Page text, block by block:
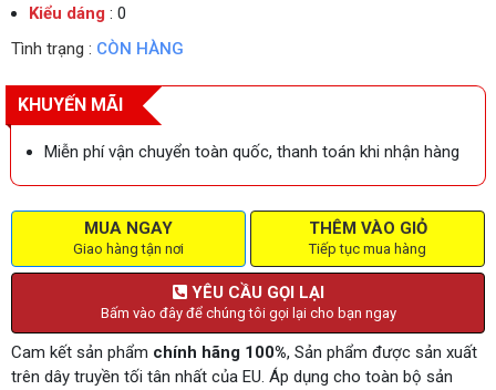
Kiểu dáng : 0
Tình trạng : CÒN HÀNG
KHUYẾN MÃI
Miễn phí vận chuyển toàn quốc, thanh toán khi nhận hàng
MUA NGAY
Giao hàng tận nơi
THÊM VÀO GIỎ
Tiếp tục mua hàng
YÊU CẦU GỌI LẠI
Bấm vào đây để chúng tôi gọi lại cho bạn ngay
Cam kết sản phẩm chính hãng 100%, Sản phẩm được sản xuất
trên dây truyền tối tân nhất của EU. Áp dụng cho toàn bộ sản